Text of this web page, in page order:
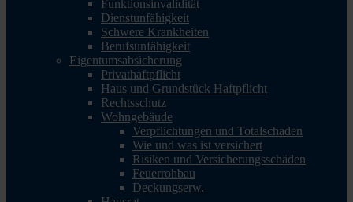
Funktionsinvalidität
Dienstunfähigkeit
Schwere Krankheiten
Berufsunfähigkeit
Eigentumsabsicherung
Privathaftpflicht
Haus und Grundstück Haftpflicht
Rechtsschutz
Wohngebäude
Verpflichtungen und Totalschaden
Wie und was ist versichert
Risiken und Versicherungsschäden
Feuerrohbau
Deckungserw.